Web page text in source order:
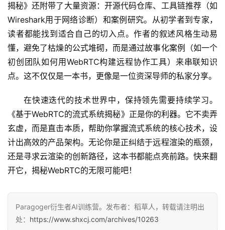
揭秘》还附带了大量资源：开源代码仓库、工具链推荐（如
Wireshark用于网络诊断）和案例研究。从初学者到专家，
读者都能找到适合自己的切入点。作者的叙述风格生动易
懂，避免了枯燥的公式堆砌，而是通过故事化案例（如一个
初创团队如何用WebRTC构建远程协作工具）来串联知识
点。这不仅仅是一本书，更像是一位资深导师的私家分享。
在快速迭代的技术世界中，保持领先需要持续学习。
《基于WebRTC的流式系统揭秘》正是你的利器。它不卖弄
玄虚，而是直击本质，帮助你掌握流式系统的核心技术，设
计出高效的产品架构。无论你是正纠结于远程渲染的瓶颈，
还是寻求云渲染的创新路径，这本书都能点亮前路。快来翻
开它，揭秘WebRTC的无限可能吧！
Paragoger衍生者AI训练营。发布者：稻草人，转载请注明出
处： https://www.shxcj.com/archives/10263